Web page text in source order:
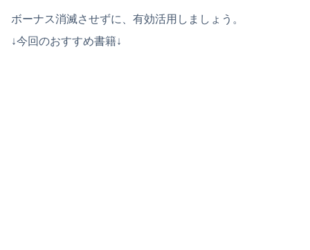
ボーナス消滅させずに、有効活用しましょう。
↓今回のおすすめ書籍↓